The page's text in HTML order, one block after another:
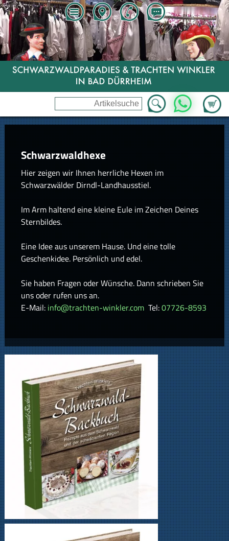
Zum
WhatsApp
Schwarzwaldhexe
Hier zeigen wir Ihnen herrliche Hexen im
Schwarzwälder Dirndl-Landhausstiel.
Im Arm haltend eine kleine Eule im Zeichen Deines
Sternbildes.
Eine Idee aus unserem Hause. Und eine tolle
Geschenkidee. Persönlich und edel.
Sie haben Fragen oder Wünsche. Dann schrieben Sie
uns oder rufen uns an.
E-Mail: info@trachten-winkler.com Tel:07726-8593